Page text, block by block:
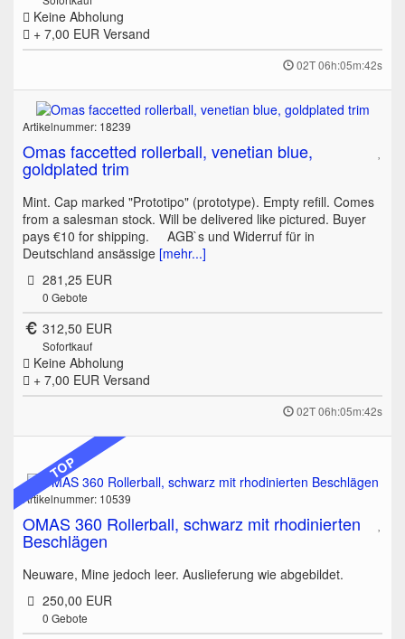
Keine Abholung
+ 7,00 EUR Versand
02T 06h:05m:42s
Artikelnummer: 18239
Omas faccetted rollerball, venetian blue,
goldplated trim
Mint. Cap marked "Prototipo" (prototype). Empty refill. Comes
from a salesman stock. Will be delivered like pictured. Buyer
pays €10 for shipping. AGB`s und Widerruf für in
Deutschland ansässige [mehr...]
281,25 EUR
0 Gebote
312,50 EUR
Sofortkauf
Keine Abholung
+ 7,00 EUR Versand
02T 06h:05m:42s
TOP
Artikelnummer: 10539
OMAS 360 Rollerball, schwarz mit rhodinierten
Beschlägen
Neuware, Mine jedoch leer. Auslieferung wie abgebildet.
250,00 EUR
0 Gebote